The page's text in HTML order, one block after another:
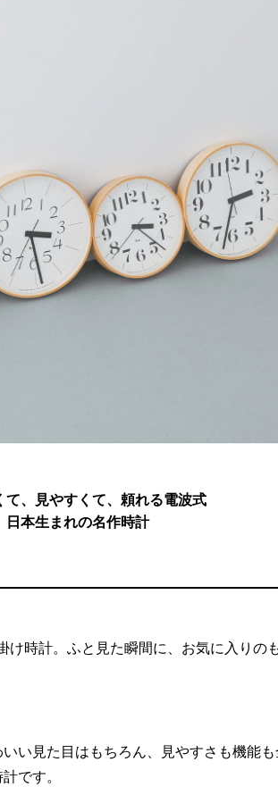
て、見やすくて、頼れる電波式
日本生まれの名作時計
け時計。ふと見た瞬間に、お気に入りの
い見た目はもちろん、見やすさも機能
です。